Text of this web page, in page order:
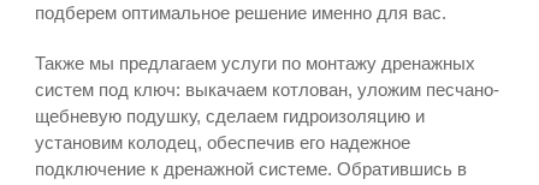
подберем оптимальное решение именно для вас.
Также мы предлагаем услуги по монтажу дренажных
систем под ключ: выкачаем котлован, уложим песчано-
щебневую подушку, сделаем гидроизоляцию и
установим колодец, обеспечив его надежное
подключение к дренажной системе. Обратившись в